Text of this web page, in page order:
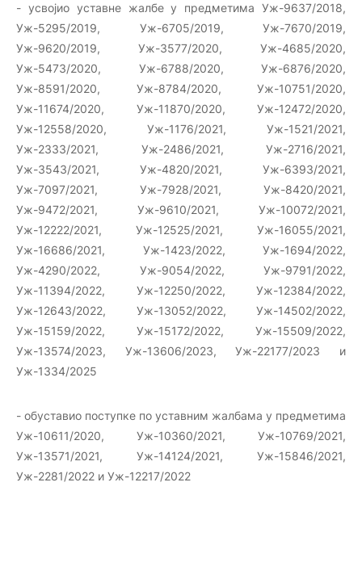
- усвојио уставне жалбе у предметима Уж-9637/2018,
Уж-5295/2019, Уж-6705/2019, Уж-7670/2019,
Уж-9620/2019, Уж-3577/2020, Уж-4685/2020,
Уж-5473/2020, Уж-6788/2020, Уж-6876/2020,
Уж-8591/2020, Уж-8784/2020, Уж-10751/2020,
Уж-11674/2020, Уж-11870/2020, Уж-12472/2020,
Уж-12558/2020, Уж-1176/2021, Уж-1521/2021,
Уж-2333/2021, Уж-2486/2021, Уж-2716/2021,
Уж-3543/2021, Уж-4820/2021, Уж-6393/2021,
Уж-7097/2021, Уж-7928/2021, Уж-8420/2021,
Уж-9472/2021, Уж-9610/2021, Уж-10072/2021,
Уж-12222/2021, Уж-12525/2021, Уж-16055/2021,
Уж-16686/2021, Уж-1423/2022, Уж-1694/2022,
Уж-4290/2022, Уж-9054/2022, Уж-9791/2022,
Уж-11394/2022, Уж-12250/2022, Уж-12384/2022,
Уж-12643/2022, Уж-13052/2022, Уж-14502/2022,
Уж-15159/2022, Уж-15172/2022, Уж-15509/2022,
Уж-13574/2023, Уж-13606/2023, Уж-22177/2023 и
Уж-1334/2025
- обуставио поступке по уставним жалбама у предметима
Уж-10611/2020, Уж-10360/2021, Уж-10769/2021,
Уж-13571/2021, Уж-14124/2021, Уж-15846/2021,
Уж-2281/2022 и Уж-12217/2022